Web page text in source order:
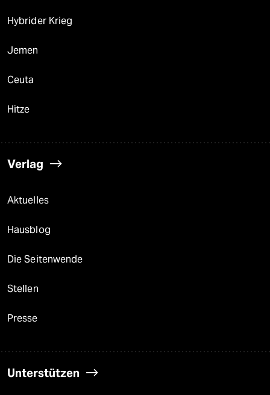
Hybrider Krieg
Jemen
Ceuta
Hitze
Verlag
Aktuelles
Hausblog
Die Seitenwende
Stellen
Presse
Unterstützen